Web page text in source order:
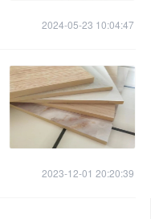
2024-05-23 10:04:47
2023-12-01 20:20:39